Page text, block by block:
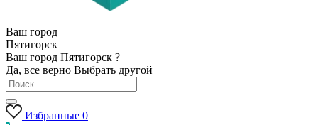
Ваш город
Пятигорск
Ваш город Пятигорск ?
Да, все верно Выбрать другой
Избранные 0